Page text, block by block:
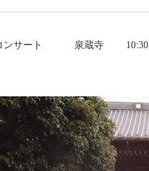
りコンサート 泉蔵寺